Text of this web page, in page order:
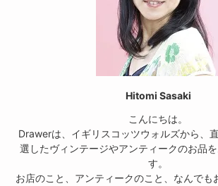
Hitomi Sasaki
こんにちは。
Drawerは、イギリスコッツウォルズから、
選したヴィンテージやアンティークのお品
す。
お店のこと、アンティークのこと、なんでも